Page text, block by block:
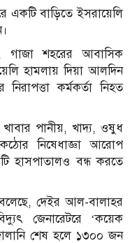
একটি বাড়িতে ইসরায়েলি
গাজা শহরের আবাসিক
হামলায় দিয়া আলদিন
কর্মকর্তা নিহত
পানীয়, খাদ্য, ওষুধ
নিষেধাজ্ঞা আরোপ
হাসপাতালও বন্ধ করতে
বলেছে, দেইর আল-বালাহর
জেনারেটরে ‘কয়েক
শেষ হলে ১৩০০ জন